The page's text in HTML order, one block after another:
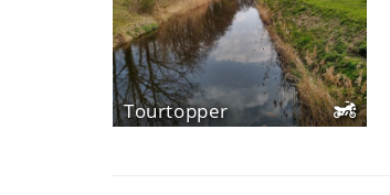
Tourtopper